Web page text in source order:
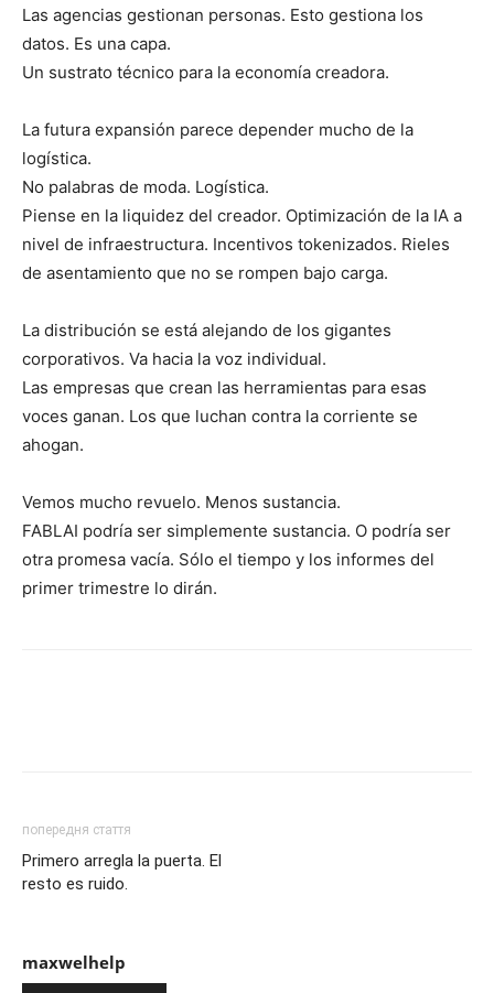
Las agencias gestionan personas. Esto gestiona los
datos. Es una capa.
Un sustrato técnico para la economía creadora.
La futura expansión parece depender mucho de la
logística.
No palabras de moda. Logística.
Piense en la liquidez del creador. Optimización de la IA a
nivel de infraestructura. Incentivos tokenizados. Rieles
de asentamiento que no se rompen bajo carga.
La distribución se está alejando de los gigantes
corporativos. Va hacia la voz individual.
Las empresas que crean las herramientas para esas
voces ganan. Los que luchan contra la corriente se
ahogan.
Vemos mucho revuelo. Menos sustancia.
FABLAI podría ser simplemente sustancia. O podría ser
otra promesa vacía. Sólo el tiempo y los informes del
primer trimestre lo dirán.
попередня стаття
Primero arregla la puerta. El
resto es ruido.
maxwelhelp